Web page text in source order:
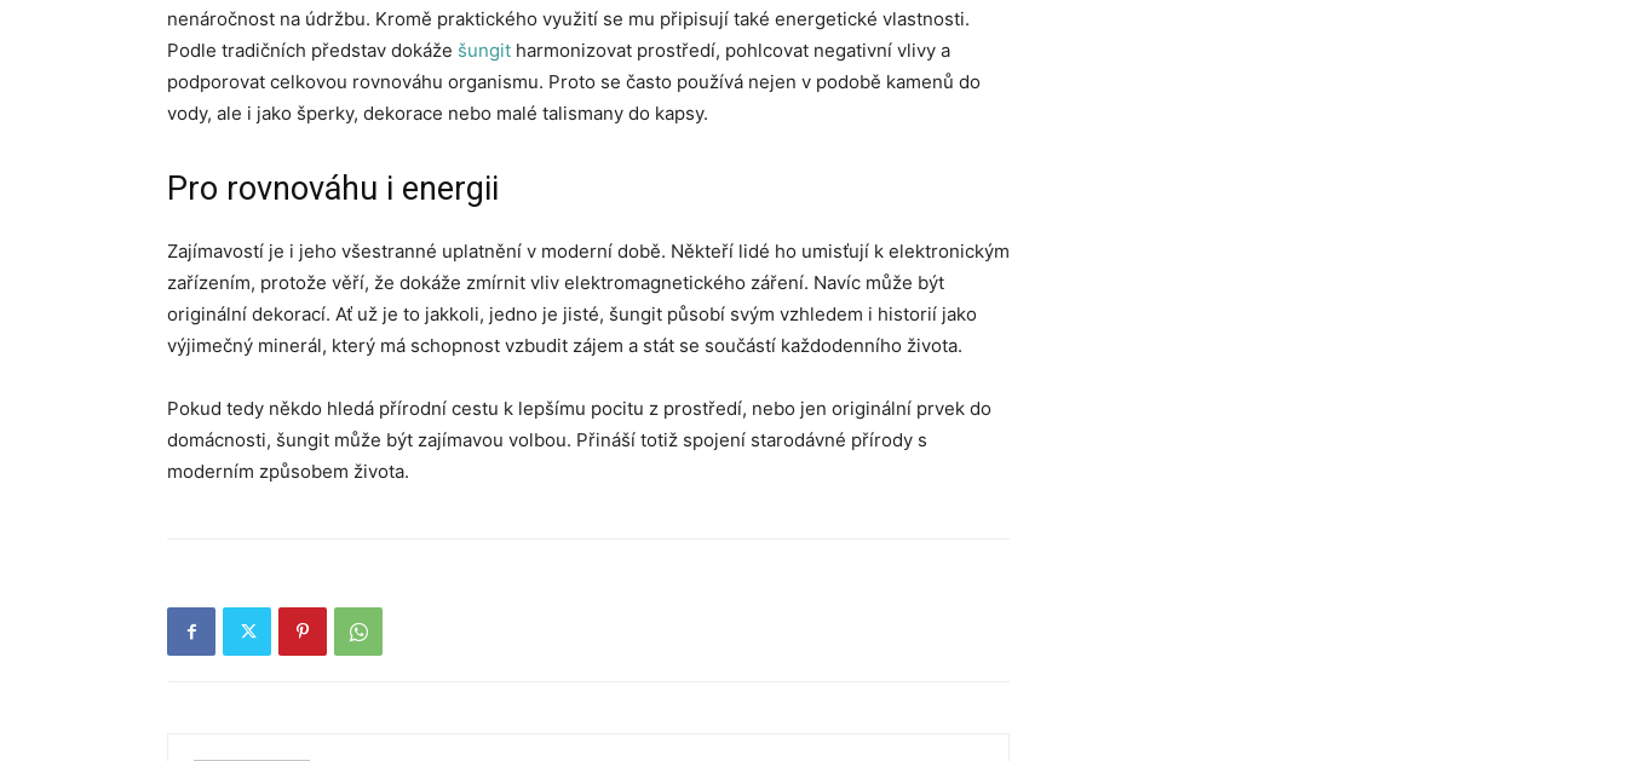
nenáročnost na údržbu. Kromě praktického využití se mu připisují také energetické vlastnosti.
Podle tradičních představ dokáže šungit harmonizovat prostředí, pohlcovat negativní vlivy a
podporovat celkovou rovnováhu organismu. Proto se často používá nejen v podobě kamenů do
vody, ale i jako šperky, dekorace nebo malé talismany do kapsy.
Pro rovnováhu i energii
Zajímavostí je i jeho všestranné uplatnění v moderní době. Někteří lidé ho umisťují k elektronickým
zařízením, protože věří, že dokáže zmírnit vliv elektromagnetického záření. Navíc může být
originální dekorací. Ať už je to jakkoli, jedno je jisté, šungit působí svým vzhledem i historií jako
výjimečný minerál, který má schopnost vzbudit zájem a stát se součástí každodenního života.
Pokud tedy někdo hledá přírodní cestu k lepšímu pocitu z prostředí, nebo jen originální prvek do
domácnosti, šungit může být zajímavou volbou. Přináší totiž spojení starodávné přírody s
moderním způsobem života.